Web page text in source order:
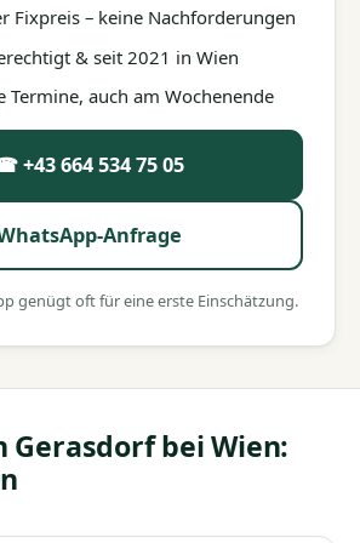
Fixpreis – keine Nachforderungen
& seit 2021 in Wien
Termine, auch am Wochenende
+43 664 534 75 05
Anfrage
genügt oft für eine erste Einschätzung.
Gerasdorf bei Wien: